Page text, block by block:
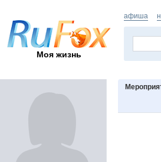
Моя жизнь
афиша